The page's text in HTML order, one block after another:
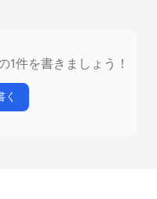
1件を書きましょう！
く